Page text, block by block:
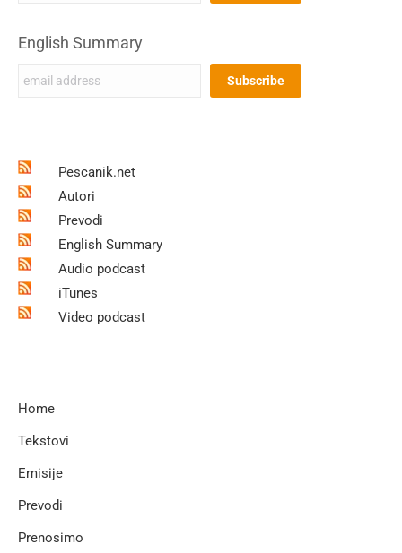
English Summary
Pescanik.net
Autori
Prevodi
English Summary
Audio podcast
iTunes
Video podcast
Home
Tekstovi
Emisije
Prevodi
Prenosimo